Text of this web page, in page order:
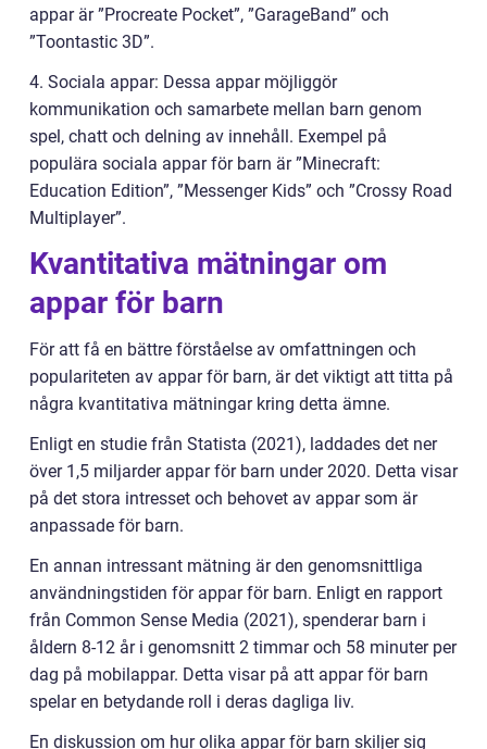
appar är ”Procreate Pocket”, ”GarageBand” och
”Toontastic 3D”.
4. Sociala appar: Dessa appar möjliggör
kommunikation och samarbete mellan barn genom
spel, chatt och delning av innehåll. Exempel på
populära sociala appar för barn är ”Minecraft:
Education Edition”, ”Messenger Kids” och ”Crossy Road
Multiplayer”.
Kvantitativa mätningar om
appar för barn
För att få en bättre förståelse av omfattningen och
populariteten av appar för barn, är det viktigt att titta på
några kvantitativa mätningar kring detta ämne.
Enligt en studie från Statista (2021), laddades det ner
över 1,5 miljarder appar för barn under 2020. Detta visar
på det stora intresset och behovet av appar som är
anpassade för barn.
En annan intressant mätning är den genomsnittliga
användningstiden för appar för barn. Enligt en rapport
från Common Sense Media (2021), spenderar barn i
åldern 8-12 år i genomsnitt 2 timmar och 58 minuter per
dag på mobilappar. Detta visar på att appar för barn
spelar en betydande roll i deras dagliga liv.
En diskussion om hur olika appar för barn skiljer sig